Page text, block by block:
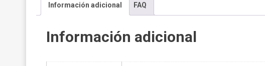
Información adicional FAQ
Información adicional